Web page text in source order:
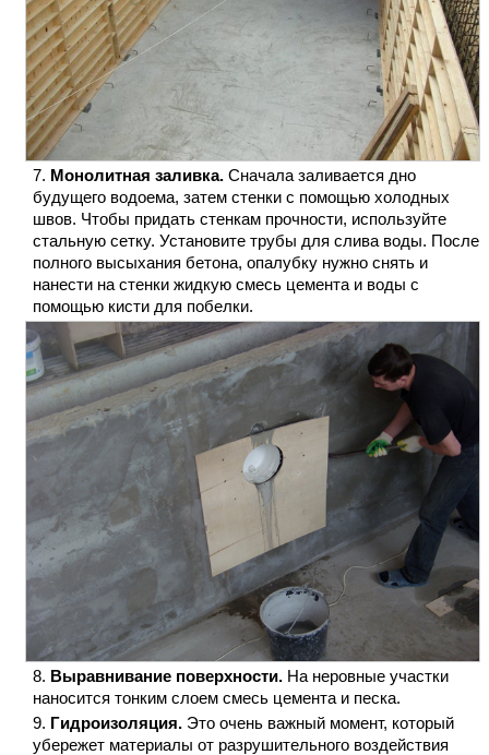
Монолитная заливка. Сначала заливается дно
будущего водоема, затем стенки с помощью холодных
швов. Чтобы придать стенкам прочности, используйте
стальную сетку. Установите трубы для слива воды. После
полного высыхания бетона, опалубку нужно снять и
нанести на стенки жидкую смесь цемента и воды с
помощью кисти для побелки.
Выравнивание поверхности. На неровные участки
наносится тонким слоем смесь цемента и песка.
Гидроизоляция. Это очень важный момент, который
убережет материалы от разрушительного воздействия